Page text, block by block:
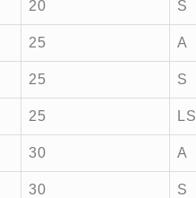
20 S
25 A
25 S
25 LS
30 A
30 S